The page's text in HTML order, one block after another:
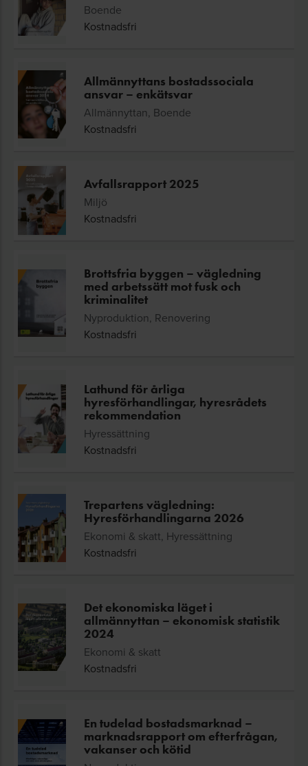
Boende
Kostnadsfri
Allmännyttans bostadssociala
ansvar – enkätsvar
Allmännyttan, Boende
Kostnadsfri
Avfallsrapport 2025
Miljö
Kostnadsfri
Brottsfria byggen – vägledning
med arbetssätt mot fusk och
kriminalitet
Nyproduktion, Renovering
Kostnadsfri
Lathund för årliga
hyresförhandlingar, hyresrådets
rekommendation
Hyressättning
Kostnadsfri
Trepartens vägledning:
Hyresförhandlingarna 2026
Ekonomi & skatt, Hyressättning
Kostnadsfri
Det ekonomiska läget i
allmännyttan – ekonomisk statistik
2024
Ekonomi & skatt
Kostnadsfri
En tudelad bostadsmarknad –
marknadsrapport om efterfrågan,
vakanser och kötid